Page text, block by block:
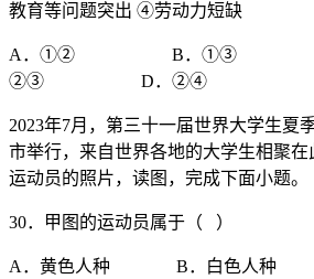
教育等问题突出 ④劳动力短缺
A．①② B．①③
②③ D．②④
2023年7月，第三十一届世界大学生夏
市举行，来自世界各地的大学生相聚
运动员的照片，读图，完成下面小题。
30．甲图的运动员属于（ ）
A．黄色人种 B．白色人种